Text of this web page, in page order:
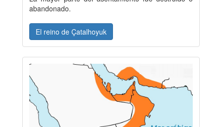
abandonado.
El reino de Çatalhoyuk